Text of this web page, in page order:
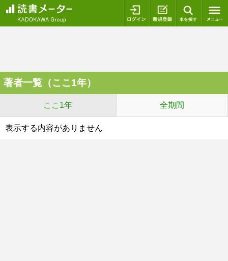
ログイン 新規登録
著者一覧（ここ1年）
ここ1年 全期間
表示する内容がありません